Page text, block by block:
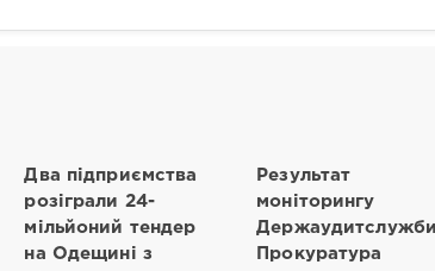
Два підприємства
розіграли 24-
мільйоний тендер
на Одещині з
Результат
моніторингу
Прокуратура